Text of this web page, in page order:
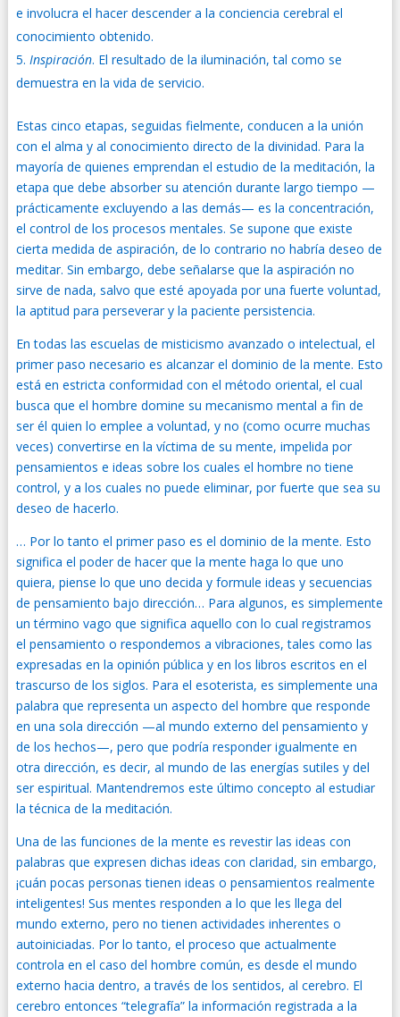
e involucra el hacer descender a la conciencia cerebral el
conocimiento obtenido.
Inspiración. El resultado de la iluminación, tal como se
demuestra en la vida de servicio.
Estas cinco etapas, seguidas fielmente, conducen a la unión
con el alma y al conocimiento directo de la divinidad. Para la
mayoría de quienes emprendan el estudio de la meditación, la
etapa que debe absorber su atención durante largo tiempo —
prácticamente excluyendo a las demás— es la concentración,
el control de los procesos mentales. Se supone que existe
cierta medida de aspiración, de lo contrario no habría deseo de
meditar. Sin embargo, debe señalarse que la aspiración no
sirve de nada, salvo que esté apoyada por una fuerte voluntad,
la aptitud para perseverar y la paciente persistencia.
En todas las escuelas de misticismo avanzado o intelectual, el
primer paso necesario es alcanzar el dominio de la mente. Esto
está en estricta conformidad con el método oriental, el cual
busca que el hombre domine su mecanismo mental a fin de
ser él quien lo emplee a voluntad, y no (como ocurre muchas
veces) convertirse en la víctima de su mente, impelida por
pensamientos e ideas sobre los cuales el hombre no tiene
control, y a los cuales no puede eliminar, por fuerte que sea su
deseo de hacerlo.
… Por lo tanto el primer paso es el dominio de la mente. Esto
significa el poder de hacer que la mente haga lo que uno
quiera, piense lo que uno decida y formule ideas y secuencias
de pensamiento bajo dirección… Para algunos, es simplemente
un término vago que significa aquello con lo cual registramos
el pensamiento o respondemos a vibraciones, tales como las
expresadas en la opinión pública y en los libros escritos en el
trascurso de los siglos. Para el esoterista, es simplemente una
palabra que representa un aspecto del hombre que responde
en una sola dirección —al mundo externo del pensamiento y
de los hechos—, pero que podría responder igualmente en
otra dirección, es decir, al mundo de las energías sutiles y del
ser espiritual. Mantendremos este último concepto al estudiar
la técnica de la meditación.
Una de las funciones de la mente es revestir las ideas con
palabras que expresen dichas ideas con claridad, sin embargo,
¡cuán pocas personas tienen ideas o pensamientos realmente
inteligentes! Sus mentes responden a lo que les llega del
mundo externo, pero no tienen actividades inherentes o
autoiniciadas. Por lo tanto, el proceso que actualmente
controla en el caso del hombre común, es desde el mundo
externo hacia dentro, a través de los sentidos, al cerebro. El
cerebro entonces “telegrafía” la información registrada a la